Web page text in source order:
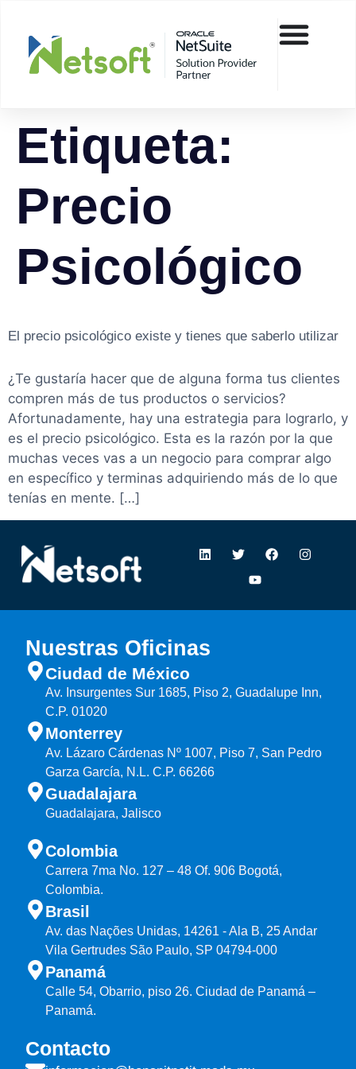
Etiqueta:
Precio
Psicológico
El precio psicológico existe y tienes que saberlo utilizar
¿Te gustaría hacer que de alguna forma tus clientes
compren más de tus productos o servicios?
Afortunadamente, hay una estrategia para lograrlo, y
es el precio psicológico. Esta es la razón por la que
muchas veces vas a un negocio para comprar algo
en específico y terminas adquiriendo más de lo que
tenías en mente. […]
Nuestras Oficinas
Ciudad de México
Av. Insurgentes Sur 1685, Piso 2, Guadalupe Inn,
C.P. 01020
Monterrey
Av. Lázaro Cárdenas Nº 1007, Piso 7, San Pedro
Garza García, N.L. C.P. 66266
Guadalajara
Guadalajara, Jalisco
Colombia
Carrera 7ma No. 127 – 48 Of. 906 Bogotá,
Colombia.
Brasil
Av. das Nações Unidas, 14261 - Ala B, 25 Andar
Vila Gertrudes São Paulo, SP 04794-000
Panamá
Calle 54, Obarrio, piso 26. Ciudad de Panamá –
Panamá.
Contacto